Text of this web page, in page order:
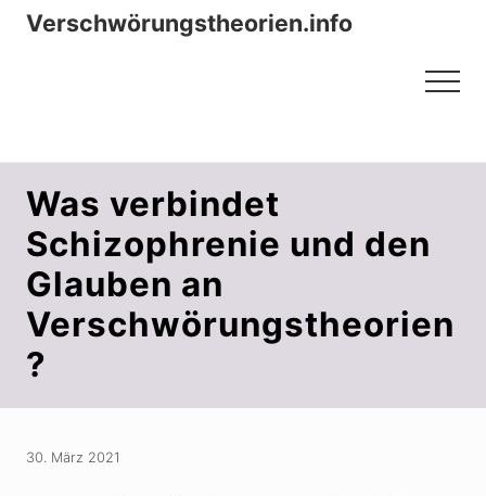
Menu
Zum
ZurVerschwörungstheorien.info
Menu
Was verbindet
Schizophrenie und den
Glauben an
Verschwörungstheorien
?
30. März 2021